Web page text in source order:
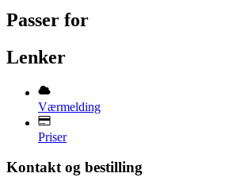
Passer for
Lenker
Værmelding
Priser
Kontakt og bestilling